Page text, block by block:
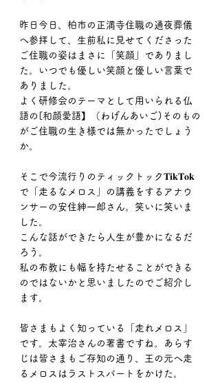
昨日今日、柏市の正満寺住職の通夜葬儀
へ参拝して、生前私に見せてくださった
ご住職の姿はまさに「笑顔」でありまし
た。いつでも優しい笑顔と優しい言葉で
ありました。
よく研修会のテーマとして用いられる仏
語の[和顔愛語】（わげんあいご)そのもの
がご住職の生き様では無かったでしょう
か。
そこで今流行りのティックトック𝐓𝐢𝐤𝐓𝐨𝐤
で「走るなメロス」の講義をするアナウ
ンサーの安住紳一郎さん。笑いに笑いま
した。
こんな話ができたら人生が豊かになるだ
ろう。
私の布教にも幅を持たせることができる
のではないかと思いましたのでご紹介し
ます。
皆さまもよく知っている「走れメロス」
です。太宰治さんの著書ですね。あらす
じは皆さまもご存知の通り、王の元へ走
るメロスはラストスパートをかけた。